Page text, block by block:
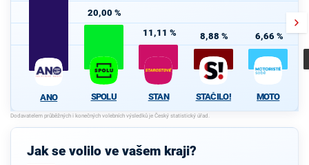
ANO
20,00 %
SPOLU
11,11 %
STAN
8,88 %
STAČILO!
6,66 %
MOTO
Jak se volilo ve vašem kraji?